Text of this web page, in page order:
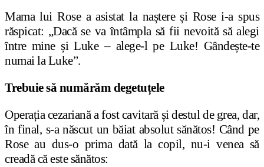
Mama lui Rose a asistat la naștere și Rose i-a spus
răspicat: „Dacă se va întâmpla să fii nevoită să alegi
între mine și Luke – alege-l pe Luke! Gândește-te
numai la Luke”.
Trebuie să numărăm degetuțele
Operația cezariană a fost cavitară și destul de grea, dar,
în final, s-a născut un băiat absolut sănătos! Când pe
Rose au dus-o prima dată la copil, nu-i venea să
creadă că este sănătos: